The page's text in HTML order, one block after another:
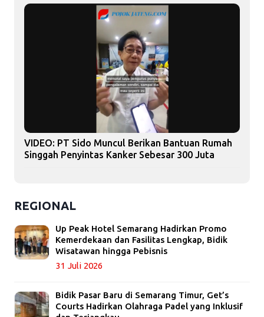
VIDEO: PT Sido Muncul Berikan Bantuan Rumah
Singgah Penyintas Kanker Sebesar 300 Juta
REGIONAL
Up Peak Hotel Semarang Hadirkan Promo
Kemerdekaan dan Fasilitas Lengkap, Bidik
Wisatawan hingga Pebisnis
31 Juli 2026
Bidik Pasar Baru di Semarang Timur, Get’s
Courts Hadirkan Olahraga Padel yang Inklusif